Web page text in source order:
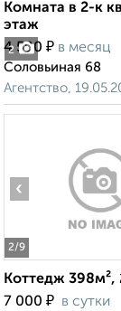
2
Комната в 2-к
этаж
4 500 ₽ в месяц
Соловьиная 68
Агентство,
2/9
‹
Коттедж 398м²,
7 000 ₽ в сутки